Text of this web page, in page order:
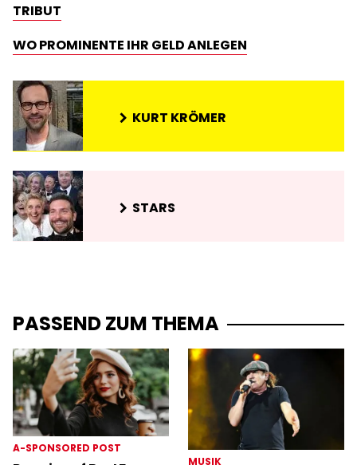
TRIBUT
WO PROMINENTE IHR GELD ANLEGEN
KURT KRÖMER
STARS
PASSEND ZUM THEMA
A-SPONSORED POST
MUSIK